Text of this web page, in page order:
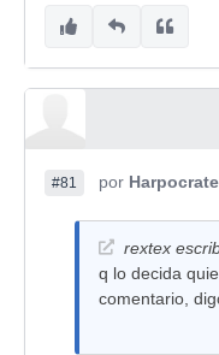
#81 por
rextex
q lo decida
comentario,